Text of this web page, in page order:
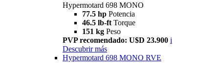
Hypermotard 698 MONO
77.5 hp Potencia
46.5 lb-ft Torque
151 kg Peso
PVP recomendado: U$D 23.900 i
Descubrir más
Hypermotard 698 MONO RVE